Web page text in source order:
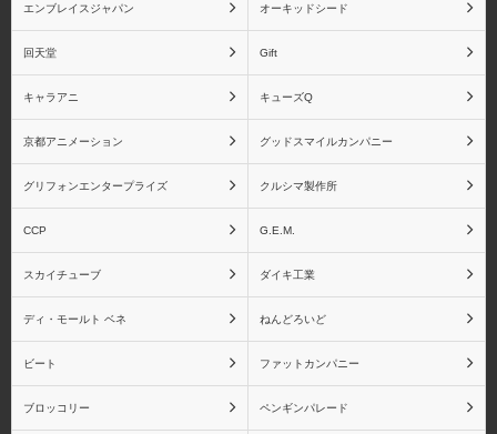
ドラゴンボール
リーズ
竈門禰󠄀豆子
栗花落カナヲ 嘴平伊之助
エンブレイスジャパン オーキッドシード
回天堂 Gift
キャラアニ キューズQ
京都アニメーション グッドスマイルカンパニー
グリフォンエンタープライズ クルシマ製作所
CCP G.E.M.
スカイチューブ ダイキ工業
ディ・モールト ベネ ねんどろいど
ビート ファットカンパニー
ブロッコリー ペンギンパレード